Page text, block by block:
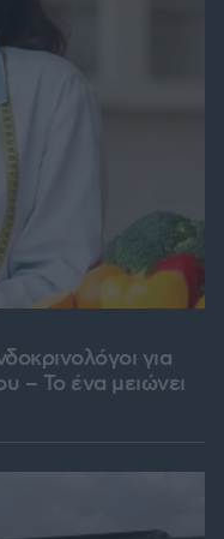
για
– Το ένα μειώνει